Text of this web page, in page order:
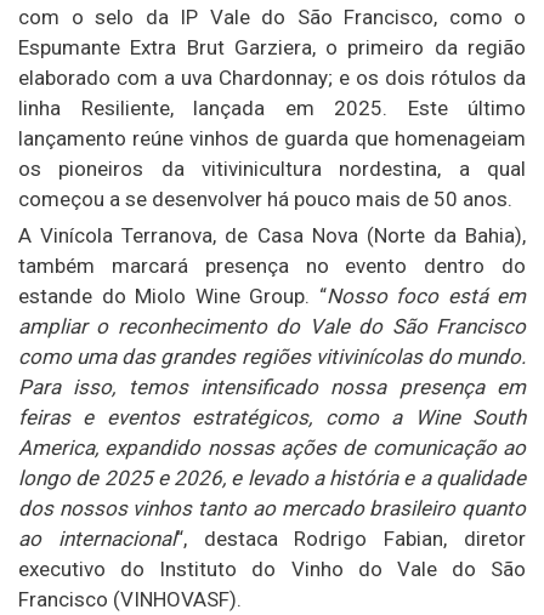
com o selo da IP Vale do São Francisco, como o
Espumante Extra Brut Garziera, o primeiro da região
elaborado com a uva Chardonnay; e os dois rótulos da
linha Resiliente, lançada em 2025. Este último
lançamento reúne vinhos de guarda que homenageiam
os pioneiros da vitivinicultura nordestina, a qual
começou a se desenvolver há pouco mais de 50 anos.
A Vinícola Terranova, de Casa Nova (Norte da Bahia),
também marcará presença no evento dentro do
estande do Miolo Wine Group. “Nosso foco está em
ampliar o reconhecimento do Vale do São Francisco
como uma das grandes regiões vitivinícolas do mundo.
Para isso, temos intensificado nossa presença em
feiras e eventos estratégicos, como a Wine South
America, expandido nossas ações de comunicação ao
longo de 2025 e 2026, e levado a história e a qualidade
dos nossos vinhos tanto ao mercado brasileiro quanto
ao internacional“, destaca Rodrigo Fabian, diretor
executivo do Instituto do Vinho do Vale do São
Francisco (VINHOVASF).